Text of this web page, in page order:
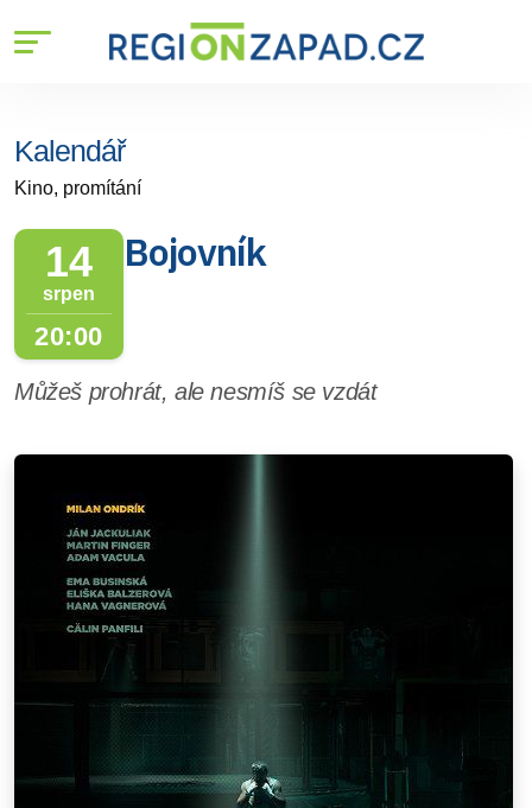
Kalendář
Kino, promítání
14
srpen
20:00
Bojovník
Můžeš prohrát, ale nesmíš se vzdát